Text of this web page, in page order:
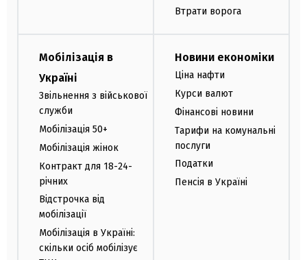
Втрати ворога
Мобілізація в
Україні
Звільнення з військової
служби
Мобілізація 50+
Мобілізація жінок
Контракт для 18-24-
річних
Відстрочка від
мобілізації
Мобілізація в Україні:
скільки осіб мобілізує
Новини економіки
Ціна нафти
Курси валют
Фінансові новини
Тарифи на комунальні
послуги
Податки
Пенсія в Україні